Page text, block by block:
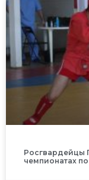
Росгвардейцы
чемпионатах